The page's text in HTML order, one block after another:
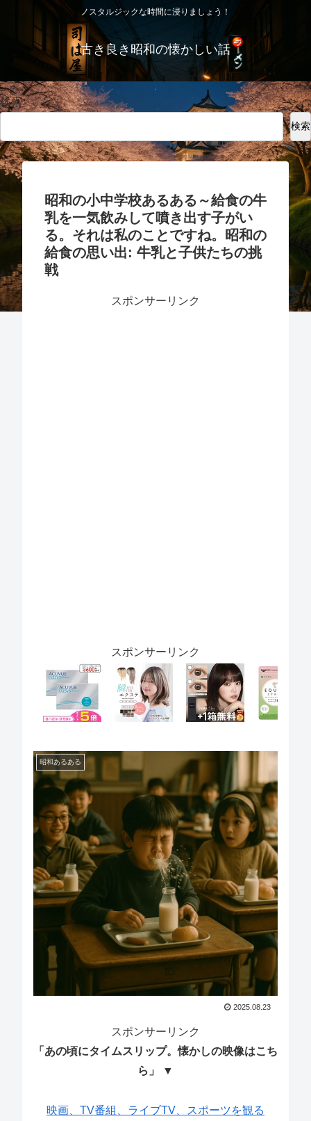
ノスタルジックな時間に浸りましょう！
古き良き昭和の懐かしい話
検索
検索
昭和の小中学校あるある～給食の牛
乳を一気飲みして噴き出す子がい
る。それは私のことですね。昭和の
給食の思い出: 牛乳と子供たちの挑
戦
スポンサーリンク
スポンサーリンク
昭和あるある
2025.08.23
スポンサーリンク
「あの頃にタイムスリップ。懐かしの映像はこち
ら」 ▼
映画、TV番組、ライブTV、スポーツを観る